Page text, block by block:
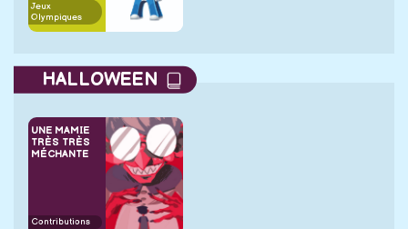
Jeux
Olympiques
HALLOWEEN
UNE MAMIE
TRÈS TRÈS
MÉCHANTE
Contributions